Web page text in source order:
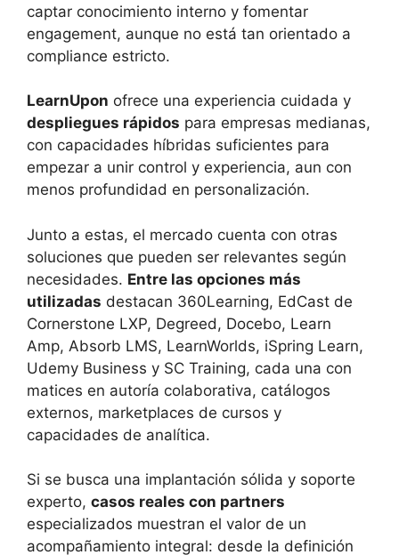
captar conocimiento interno y fomentar
engagement, aunque no está tan orientado a
compliance estricto.
LearnUpon ofrece una experiencia cuidada y
despliegues rápidos para empresas medianas,
con capacidades híbridas suficientes para
empezar a unir control y experiencia, aun con
menos profundidad en personalización.
Junto a estas, el mercado cuenta con otras
soluciones que pueden ser relevantes según
necesidades. Entre las opciones más
utilizadas destacan 360Learning, EdCast de
Cornerstone LXP, Degreed, Docebo, Learn
Amp, Absorb LMS, LearnWorlds, iSpring Learn,
Udemy Business y SC Training, cada una con
matices en autoría colaborativa, catálogos
externos, marketplaces de cursos y
capacidades de analítica.
Si se busca una implantación sólida y soporte
experto, casos reales con partners
especializados muestran el valor de un
acompañamiento integral: desde la definición